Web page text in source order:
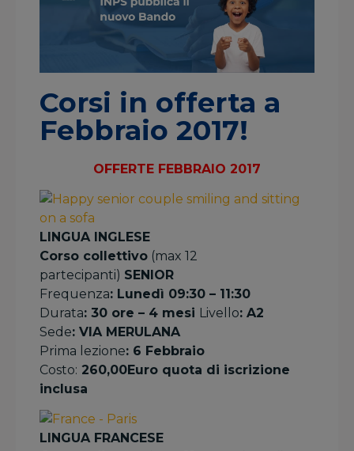
Corsi in offerta a
Febbraio 2017!
OFFERTE FEBBRAIO 2017
LINGUA INGLESE
Corso collettivo (max 12
partecipanti) SENIOR
Frequenza: Lunedì 09:30 – 11:30
Durata: 30 ore – 4 mesi Livello: A2
Sede: VIA MERULANA
Prima lezione: 6 Febbraio
Costo: 260,00Euro quota di iscrizione
inclusa
LINGUA FRANCESE